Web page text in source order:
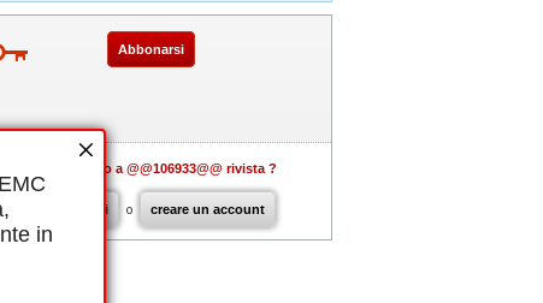
in
Abbonarsi
Già abbonato a @@106933@@ rivista ?
connettersi o creare un account